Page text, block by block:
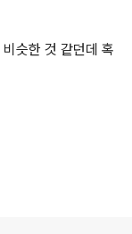
슷한 것 같던데 혹